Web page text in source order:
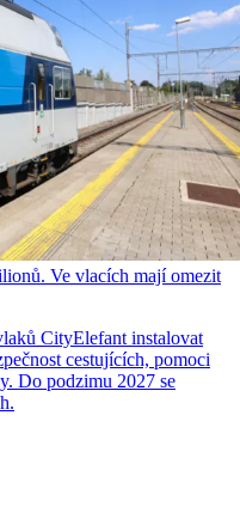
Ve vlacích mají omezit
CityElefant instalovat
cestujících, pomoci
Do podzimu 2027 se